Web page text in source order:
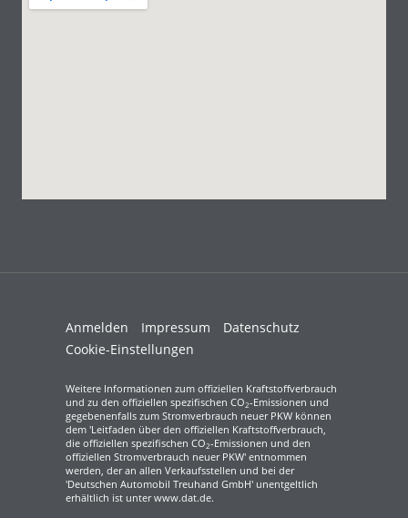
Anmelden Impressum
Datenschutz
Cookie-Einstellungen
Weitere Informationen zum offiziellen Kraftstoffverbrauch
und zu den offiziellen spezifischen CO2-Emissionen und
gegebenenfalls zum Stromverbrauch neuer PKW können
dem 'Leitfaden über den offiziellen Kraftstoffverbrauch,
die offiziellen spezifischen CO2-Emissionen und den
offiziellen Stromverbrauch neuer PKW' entnommen
werden, der an allen Verkaufsstellen und bei der
'Deutschen Automobil Treuhand GmbH' unentgeltlich
erhältlich ist unter www.dat.de.